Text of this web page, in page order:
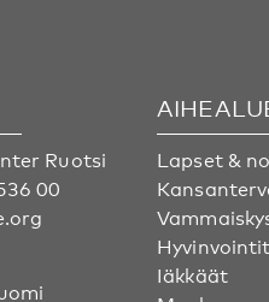
Ruotsi
00
Lapset &
Iäkkäät